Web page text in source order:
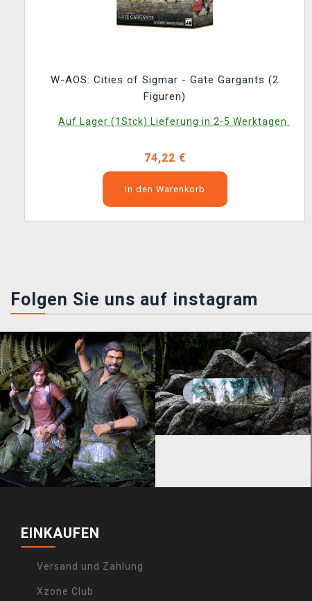
W-AOS: Cities of Sigmar - Gate Gargants (2
Figuren)
Auf Lager (1Stck) Lieferung in 2-5 Werktagen.
74,22 €
In den Warenkorb
Folgen Sie uns auf instagram
EINKAUFEN
Versand und Zahlung
Xzone Club